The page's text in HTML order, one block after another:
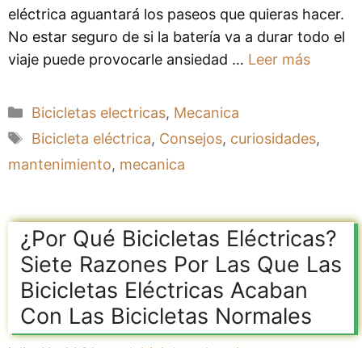
eléctrica aguantará los paseos que quieras hacer.
No estar seguro de si la batería va a durar todo el
viaje puede provocarle ansiedad … Leer más
Categorías
Bicicletas electricas, Mecanica
Etiquetas
Bicicleta eléctrica, Consejos, curiosidades,
mantenimiento, mecanica
¿Por Qué Bicicletas Eléctricas?
Siete Razones Por Las Que Las
Bicicletas Eléctricas Acaban
Con Las Bicicletas Normales